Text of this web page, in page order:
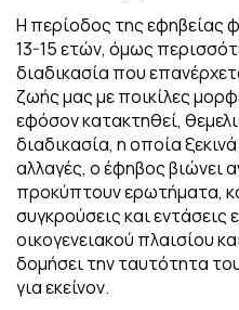
Η περίοδος της εφηβείας
13-15 ετών, όμως
διαδικασία που
ζωής μας με ποικίλες
εφόσον κατακτηθεί,
διαδικασία, η οποία
αλλαγές, ο έφηβος βιώνει
προκύπτουν ερωτήματα,
συγκρούσεις και εντάσεις
οικογενειακού πλαισίου
δομήσει την ταυτότητα
για εκείνον.